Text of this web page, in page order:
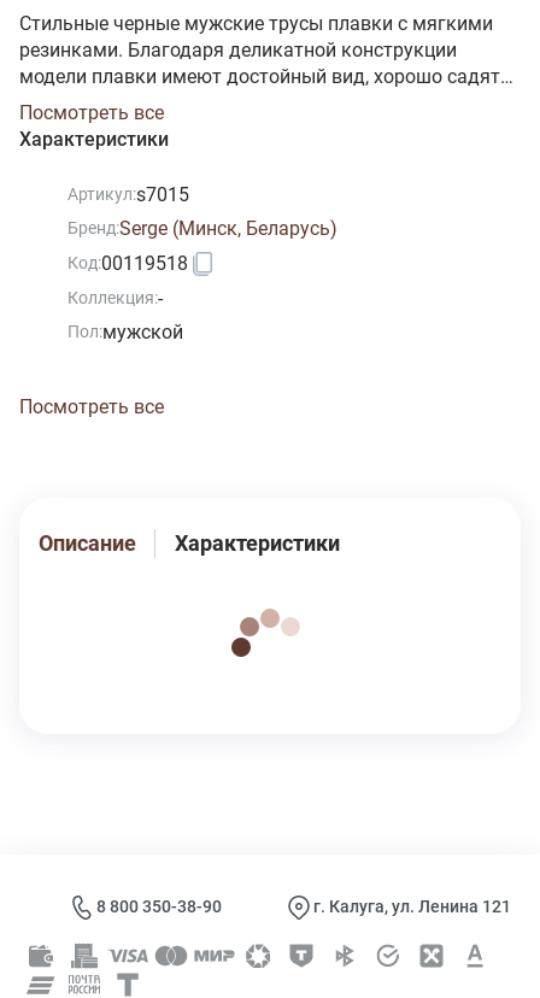
Стильные черные мужские трусы плавки с мягкими
резинками. Благодаря деликатной конструкции
модели плавки имеют достойный вид, хорошо садятся
по фигуре и обеспечивают свободу движений.
Изготовлены из высококачественного хлопкового
трикотажного кулирного полотна с безопасным
добавлением эластана. По талии изделие обработано
широкой фирменной тесьмой-резинкой. Прочность
нити и специальные закрепки на швах, качественные
безопасные красители – гарантия долговечности
изделия. Модель трусы 7015
Посмотреть все
Характеристики
Артикул:s7015
Бренд:Serge (Минск, Беларусь)
Код:00119518
Коллекция:-
Пол:мужской
Посмотреть все
Описание Характеристики
8 800 350-38-90 г. Калуга, ул. Ленина 121